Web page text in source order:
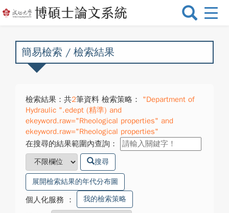
選
換
簡易檢索 / 檢索結果
檢索結果：共2筆資料 檢索策略：
"Department of
Hydraulic ".edept (精準) and
ekeyword.raw="Rheological properties" and
ekeyword.raw="Rheological properties"
在搜尋的結果範圍內查詢：
搜尋
展開檢索結果的年代分布圖
個人化服務 ： 我的檢索策略